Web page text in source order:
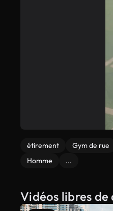
étirement Gym de rue
Homme
...
Vidéos libres de